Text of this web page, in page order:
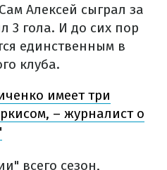
Алексей сыграл за
3 гола. И до сих пор
единственным в
клуба.
имеет три
– журналист о
всего сезон,